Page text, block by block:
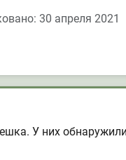
30 апреля 2021
У них